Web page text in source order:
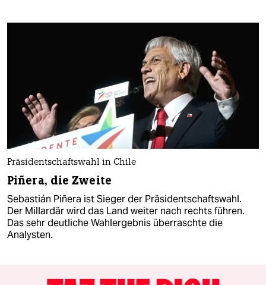
Präsidentschaftswahl in Chile
Piñera, die Zweite
Sebastián Piñera ist Sieger der Präsidentschaftswahl.
Der Millardär wird das Land weiter nach rechts führen.
Das sehr deutliche Wahlergebnis überraschte die
Analysten.